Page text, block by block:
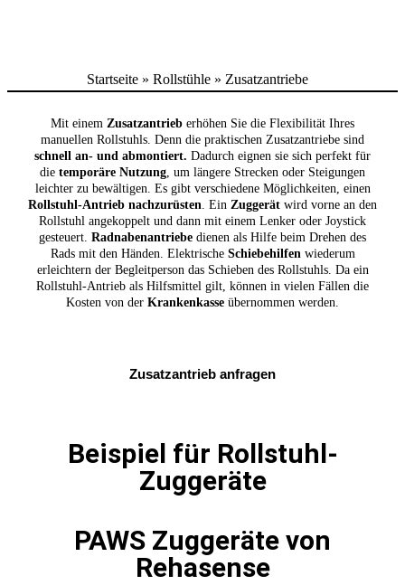
Startseite» Rollstühle» Zusatzantriebe
Mit einem Zusatzantrieb erhöhen Sie die Flexibilität Ihres
manuellen Rollstuhls. Denn die praktischen Zusatzantriebe sind
schnell an- und abmontiert. Dadurch eignen sie sich perfekt für
die temporäre Nutzung , um längere Strecken oder Steigungen
leichter zu bewältigen. Es gibt verschiedene Möglichkeiten, einen
Rollstuhl-Antrieb nachzurüsten . Ein Zuggerät wird vorne an den
Rollstuhl angekoppelt und dann mit einem Lenker oder Joystick
gesteuert. Radnabenantriebe dienen als Hilfe beim Drehen des
Rads mit den Händen. Elektrische Schiebehilfen wiederum
erleichtern der Begleitperson das Schieben des Rollstuhls. Da ein
Rollstuhl-Antrieb als Hilfsmittel gilt, können in vielen Fällen die
Kosten von der Krankenkasse übernommen werden.
Zusatzantrieb anfragen
Beispiel für Rollstuhl-
Zuggeräte
PAWS Zuggeräte von
Rehasense